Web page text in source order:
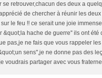
se retrouver,chacun des deux a
de chercher à réunir les
le feu !! ce serait une joie
&quot;la hache de guerre'' ils ont
pas,je ne fais que vous rappeler
sens'',je ne donne pas des
voudrais partager avec vous